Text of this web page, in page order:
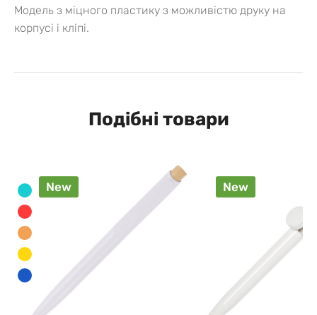
Модель з міцного пластику з можливістю друку на
корпусі і кліпі.
Подібні товари
New New